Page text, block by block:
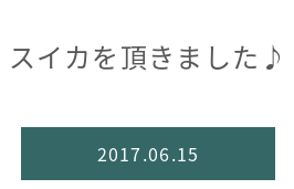
スイカを頂きました♪
2017.06.15